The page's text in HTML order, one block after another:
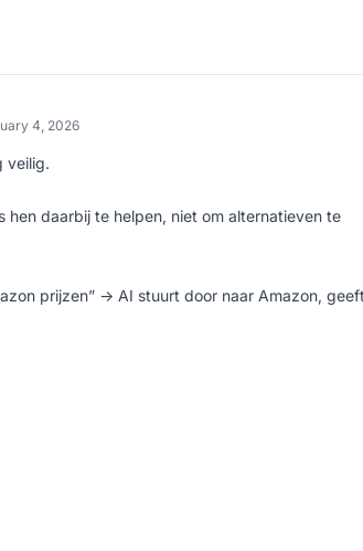
4, 2026
veilig.
hen daarbij te helpen, niet om alternatieven te
prijzen” → AI stuurt door naar Amazon, geeft